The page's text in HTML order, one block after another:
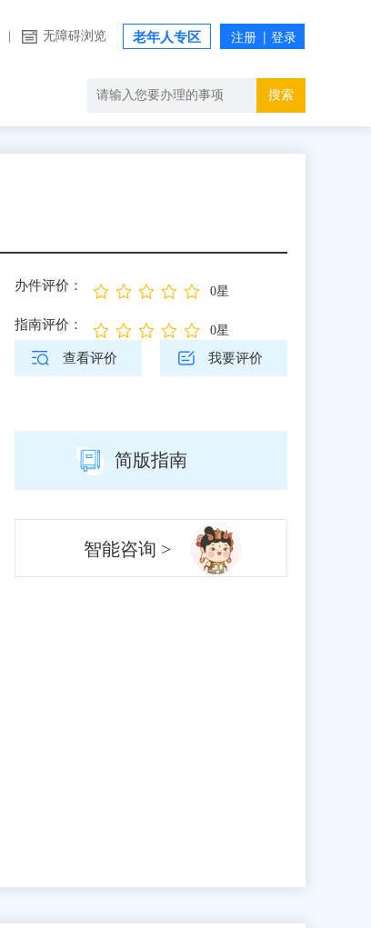
无障碍浏览 老年人专区
搜索
办件评价： 0星
指南评价： 0星
查看评价 我要评价
简版指南
智能咨询 >